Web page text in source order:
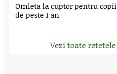
Omleta la cuptor pentru copii
de peste 1 an
Vezi toate retetele